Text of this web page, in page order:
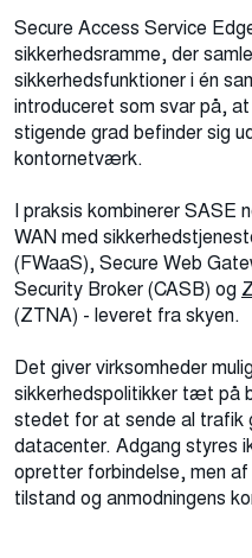
Secure Access Service
sikkerhedsramme, der
sikkerhedsfunktioner i én
introduceret som svar på,
stigende grad befinder sig
kontornetværk.
I praksis kombinerer
WAN med
(FWaaS), Secure Web
Security Broker (CASB) og
(ZTNA) - leveret fra skyen.
Det giver virksomheder
sikkerhedspolitikker tæt på
stedet for at sende al trafik
datacenter. Adgang styres
opretter forbindelse, men
tilstand og anmodningens